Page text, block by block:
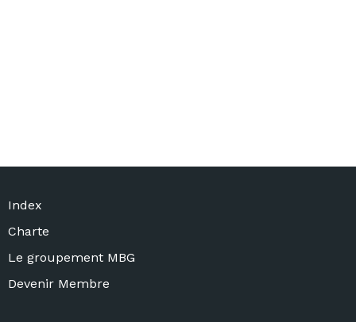
Index
Charte
Le groupement MBG
Devenir Membre